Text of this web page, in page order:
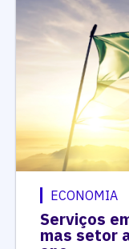
ECONOMIA
Serviços
mas setor